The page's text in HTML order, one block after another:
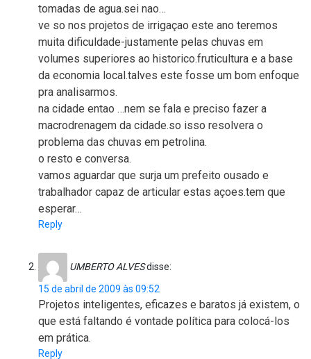
tomadas de agua.sei nao…
ve so nos projetos de irrigaçao este ano teremos
muita dificuldade-justamente pelas chuvas em
volumes superiores ao historico.fruticultura e a base
da economia local.talves este fosse um bom enfoque
pra analisarmos.
na cidade entao …nem se fala e preciso fazer a
macrodrenagem da cidade.so isso resolvera o
problema das chuvas em petrolina.
o resto e conversa.
vamos aguardar que surja um prefeito ousado e
trabalhador capaz de articular estas açoes.tem que
esperar…
Reply
UMBERTO ALVESdisse:
15 de abril de 2009 às 09:52
Projetos inteligentes, eficazes e baratos já existem, o
que está faltando é vontade política para colocá-los
em prática.
Reply